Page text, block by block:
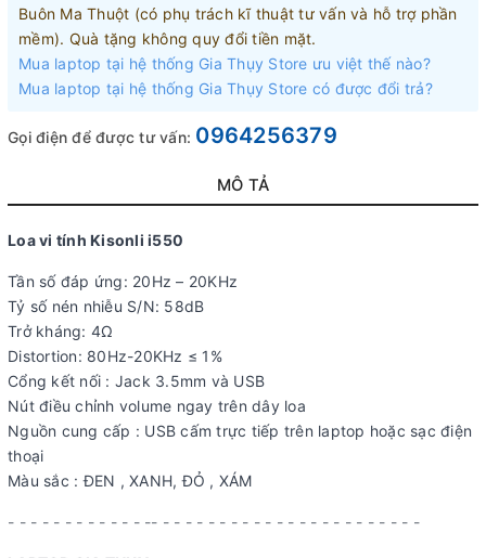
Buôn Ma Thuột (có phụ trách kĩ thuật tư vấn và hỗ trợ phần
mềm). Quà tặng không quy đổi tiền mặt.
Mua laptop tại hệ thống Gia Thụy Store ưu việt thế nào?
Mua laptop tại hệ thống Gia Thụy Store có được đổi trả?
Gọi điện để được tư vấn: 0964256379
MÔ TẢ
Loa vi tính Kisonli i550
Tần số đáp ứng: 20Hz – 20KHz
Tỷ số nén nhiễu S/N: 58dB
Trở kháng: 4Ω
Distortion: 80Hz-20KHz ≤ 1%
Cổng kết nối : Jack 3.5mm và USB
Nút điều chỉnh volume ngay trên dây loa
Nguồn cung cấp : USB cấm trực tiếp trên laptop hoặc sạc điện
thoại
Màu sắc : ĐEN , XANH, ĐỎ , XÁM
- - - - - - - - - - - - -- - - - - - - - - - - - - - - - - - - - - - - -